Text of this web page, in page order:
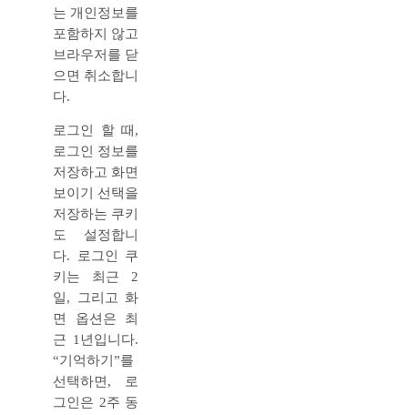
는 개인정보를
포함하지 않고
브라우저를 닫
으면 취소합니
다.
로그인 할 때,
로그인 정보를
저장하고 화면
보이기 선택을
저장하는 쿠키
도 설정합니
다. 로그인 쿠
키는 최근 2
일, 그리고 화
면 옵션은 최
근 1년입니다.
“기억하기”를
선택하면, 로
그인은 2주 동